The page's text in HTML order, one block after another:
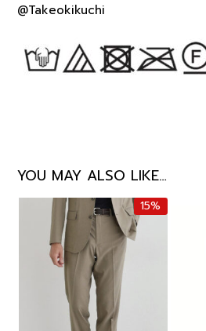
@Takeokikuchi
YOU MAY ALSO LIKE…
15%